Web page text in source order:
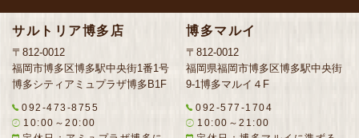
サルトリア博多店
〒812-0012
福岡市博多区博多駅中央街1番1号
博多シティアミュプラザ博多B1F
092-473-8755
10:00～20:00
博多マルイ
〒812-0012
福岡県福岡市博多区博多駅中央街
9-1博多マルイ４F
092-577-1704
10:00～21:00